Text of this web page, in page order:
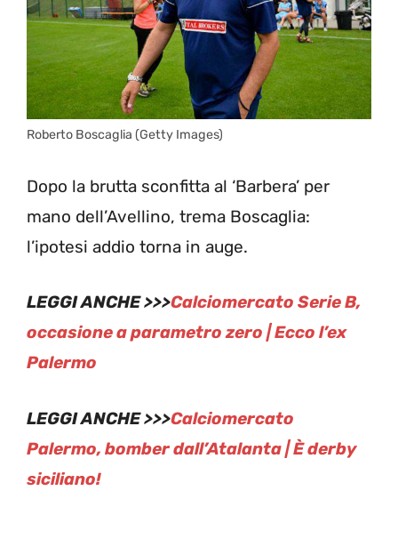
Roberto Boscaglia (Getty Images)
Dopo la brutta sconfitta al ‘Barbera’ per
mano dell’Avellino, trema Boscaglia:
l’ipotesi addio torna in auge.
LEGGI ANCHE >>>Calciomercato Serie B,
occasione a parametro zero | Ecco l’ex
Palermo
LEGGI ANCHE >>>Calciomercato
Palermo, bomber dall’Atalanta | È derby
siciliano!